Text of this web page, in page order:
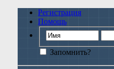
Регистрация
Помощь
Запомнить?